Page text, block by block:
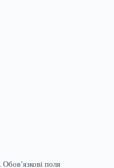
Обов’язкові поля